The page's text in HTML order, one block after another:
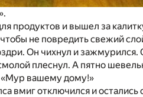
продуктов и вышел за
не повредить свежий
Он чихнул и зажмурился.
плеснул. А пятно
«Мур вашему дому!»
вмиг отключился и